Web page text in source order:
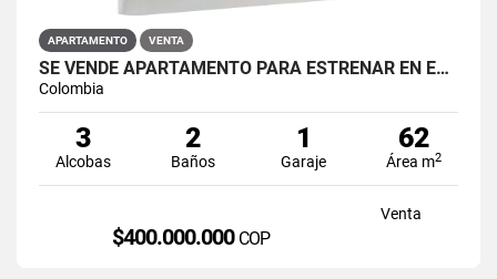
APARTAMENTO VENTA
SE VENDE APARTAMENTO PARA ESTRENAR EN EL BARRIO RESTREPO
Colombia
3
Alcobas
2
Baños
1
Garaje
62
Área m2
Venta
$400.000.000 COP